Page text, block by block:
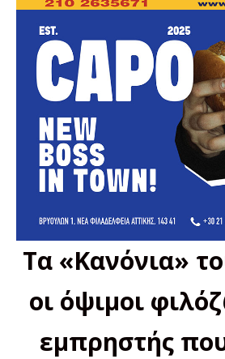
Τα «Κανόνια»
οι όψιμοι
εμπρηστής